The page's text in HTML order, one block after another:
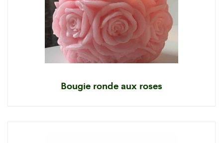
Bougie ronde aux roses